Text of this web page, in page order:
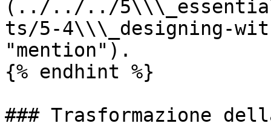
(../../../
ts/5-4\\\_designing-
"mention").
{% endhint %}
### Trasformazione